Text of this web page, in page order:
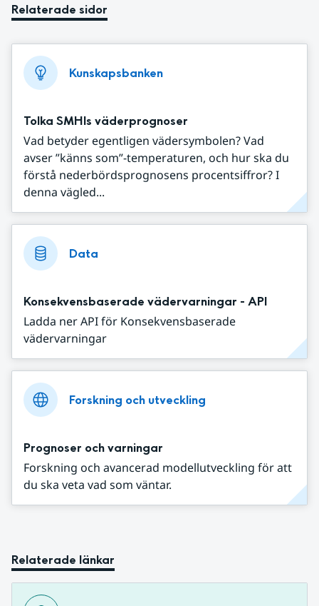
Relaterade sidor
Kunskapsbanken
Tolka SMHIs väderprognoser
Vad betyder egentligen vädersymbolen? Vad
avser ”känns som”-temperaturen, och hur ska du
förstå nederbördsprognosens procentsiffror? I
denna vägled...
Data
Konsekvensbaserade vädervarningar - API
Ladda ner API för Konsekvensbaserade
vädervarningar
Forskning och utveckling
Prognoser och varningar
Forskning och avancerad modellutveckling för att
du ska veta vad som väntar.
Relaterade länkar